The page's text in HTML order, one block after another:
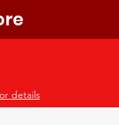
details